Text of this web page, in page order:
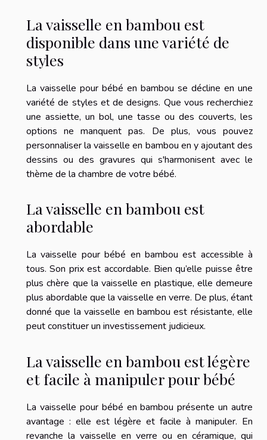
La vaisselle en bambou est
disponible dans une variété de
styles
La vaisselle pour bébé en bambou se décline en une
variété de styles et de designs. Que vous recherchiez
une assiette, un bol, une tasse ou des couverts, les
options ne manquent pas. De plus, vous pouvez
personnaliser la vaisselle en bambou en y ajoutant des
dessins ou des gravures qui s'harmonisent avec le
thème de la chambre de votre bébé.
La vaisselle en bambou est
abordable
La vaisselle pour bébé en bambou est accessible à
tous. Son prix est accordable. Bien qu’elle puisse être
plus chère que la vaisselle en plastique, elle demeure
plus abordable que la vaisselle en verre. De plus, étant
donné que la vaisselle en bambou est résistante, elle
peut constituer un investissement judicieux.
La vaisselle en bambou est légère
et facile à manipuler pour bébé
La vaisselle pour bébé en bambou présente un autre
avantage : elle est légère et facile à manipuler. En
revanche la vaisselle en verre ou en céramique, qui